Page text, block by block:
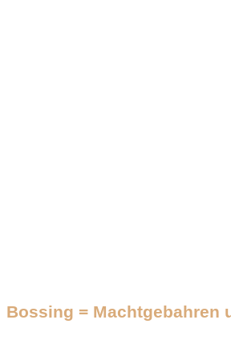
Bossing = Machtgebahren